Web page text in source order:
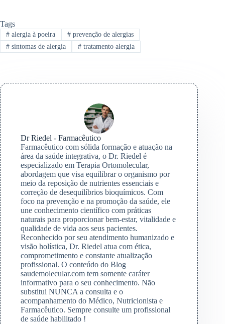
Tags
#alergia à poeira #prevenção de alergias
#sintomas de alergia #tratamento alergia
Dr Riedel - Farmacêutico
Farmacêutico com sólida formação e atuação na
área da saúde integrativa, o Dr. Riedel é
especializado em Terapia Ortomolecular,
abordagem que visa equilibrar o organismo por
meio da reposição de nutrientes essenciais e
correção de desequilíbrios bioquímicos. Com
foco na prevenção e na promoção da saúde, ele
une conhecimento científico com práticas
naturais para proporcionar bem-estar, vitalidade e
qualidade de vida aos seus pacientes.
Reconhecido por seu atendimento humanizado e
visão holística, Dr. Riedel atua com ética,
comprometimento e constante atualização
profissional. O conteúdo do Blog
saudemolecular.com tem somente caráter
informativo para o seu conhecimento. Não
substitui NUNCA a consulta e o
acompanhamento do Médico, Nutricionista e
Farmacêutico. Sempre consulte um profissional
de saúde habilitado !